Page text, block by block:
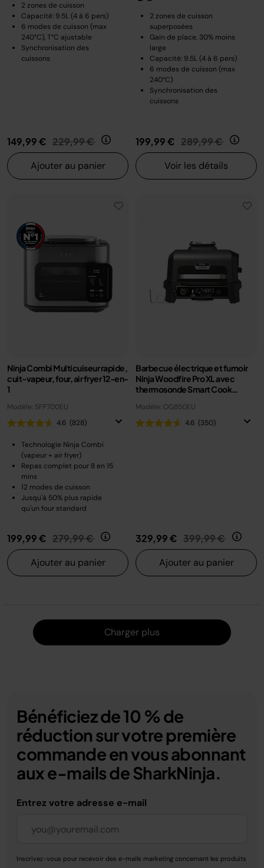
2 zones de cuisson
Capacité: 9.5L (4 à 6 pers)
6 modes de cuisson (max
240°C), T°C ajustable
Synchronisation des
cuissons
149,99 € Prix réduit de
229,99 € au
Ajouter au panier
2 zones de cuisson
superposées
Gain de place, 30% moins
large
Capacité: 9.5L (4 à 6 pers)
6 modes de cuisson (max
240°C)
Synchronisation des
cuissons
199,99 € Prix réduit de
289,99 € au
Voir les détails
Ninja Combi Multicuiseur rapide,
cuit-vapeur, four, air fryer 12-en-
1
Modèle: SFP700EU
4.6 (828)
Technologie Ninja Combi
(vapeur + air fryer)
Repas complet pour 8 en 15
mins
12 modes de cuisson
Jusqu'à 50% plus rapide
qu'un four standard
199,99 € Prix réduit de
279,99 € au
Ajouter au panier
Barbecue électrique et fumoir
Ninja Woodfire Pro XL avec
thermosonde Smart Cook
Modèle: OG850EU
4.6 (350)
329,99 € Prix réduit de
399,99 € au
Ajouter au panier
Charger plus
Bénéficiez de 10 % de
réduction sur votre première
commande en vous abonnant
aux e-mails de SharkNinja.
Entrez votre adresse e-mail
Inscrivez-vous pour recevoir des e-mails marketing concernant les produits